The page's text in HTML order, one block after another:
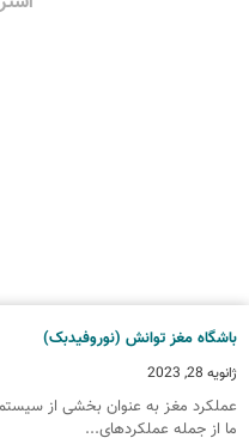
باشگاه مغز توانش (نوروفیدبک)
ژانویه 28, 2023
ما از جمله عملکردهای...